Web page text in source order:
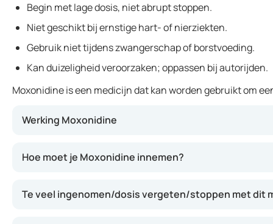
Begin met lage dosis, niet abrupt stoppen.
Niet geschikt bij ernstige hart- of nierziekten.
Gebruik niet tijdens zwangerschap of borstvoeding.
Kan duizeligheid veroorzaken; oppassen bij autorijden.
Moxonidine is een medicijn dat kan worden gebruikt om
Werking Moxonidine
Hoe moet je Moxonidine innemen?
Te veel ingenomen/dosis vergeten/stoppen met dit